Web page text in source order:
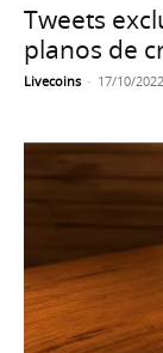
Tweets
planos de
Livecoins - 17/10/